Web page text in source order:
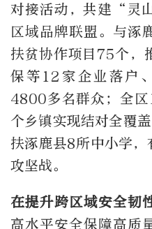
对接活动，共建“
区域品牌联盟。与涿
扶贫协作项目75个，
保等12家企业落户
4800多名群众；全
个乡镇实现结对全覆
扶涿鹿县8所中小学，
攻坚战。
在提升跨区域安全韧
高水平安全保障高质